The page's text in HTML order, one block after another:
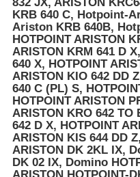
KRB 640 C, Hotpoint-
Ariston KRB 640B,
HOTPOINT ARISTON
ARISTON KRM 641 D
640 X, HOTPOINT
ARISTON KIO 642 DD
640 C (PL) S,
HOTPOINT ARISTON
ARISTON KRO 642 TO
642 D X, HOTPOINT
ARISTON KIS 644 DD
ARISTON DK 2KL IX,
DK 02 IX, Domino